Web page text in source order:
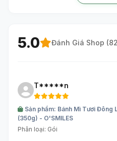
5.0 Đánh Giá Shop (
T*****n
Sản phẩm: Bánh Mì Tươi Đông
(350g) - O'SMILES
Phân loại: Gói